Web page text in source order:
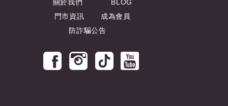
關於我們
BLOG
門市資訊
成為會員
防詐騙公告